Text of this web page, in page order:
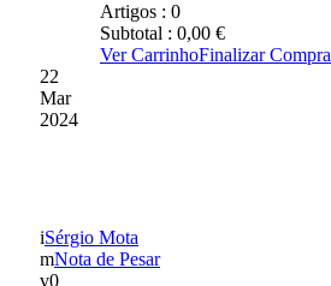
Artigos : 0
Subtotal : 0,00 €
Ver CarrinhoFinalizar Compra
22
Mar
2024
Sérgio Mota
Nota de Pesar
0